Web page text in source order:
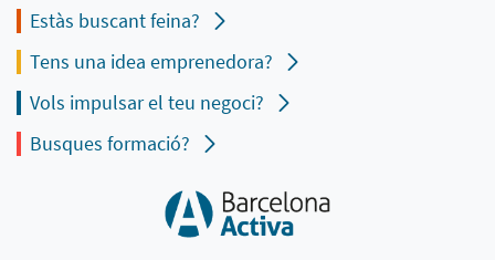
Estàs buscant feina?
Tens una idea emprenedora?
Vols impulsar el teu negoci?
Busques formació?